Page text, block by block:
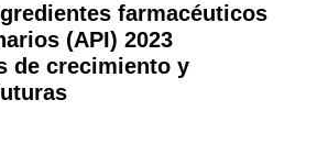
farmacéuticos
(API) 2023
de crecimiento y